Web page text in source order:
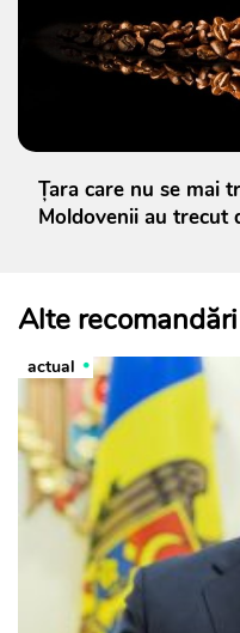
Țara care nu se mai
Moldovenii au trecut
Alte recomandări
actual